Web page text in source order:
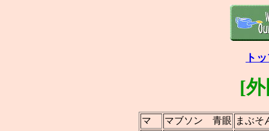
ト
[
マ マブソン 青眼 まぶ